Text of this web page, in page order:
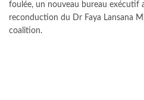
foulée, un nouveau bureau exécutif
reconduction du Dr Faya Lansana
coalition.